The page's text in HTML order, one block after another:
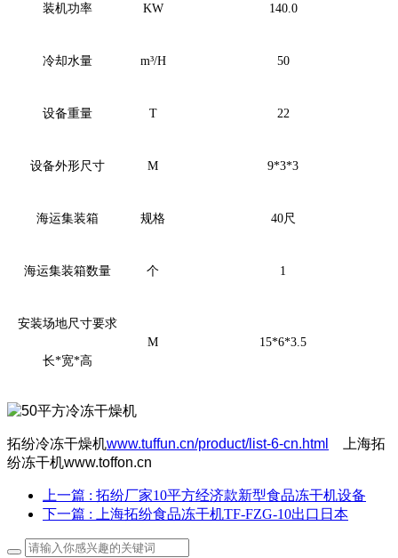
装机功率 KW 140.0
冷却水量 m³/H 50
设备重量 T 22
设备外形尺寸 M 9*3*3
海运集装箱 规格 40尺
海运集装箱数量 个 1
安装场地尺寸要求
长*宽*高
M 15*6*3.5
拓纷冷冻干燥机www.tuffun.cn/product/list-6-cn.html
上海拓
纷冻干机www.toffon.cn
上一篇 : 拓纷厂家10平方经济款新型食品冻干机设备
下一篇 : 上海拓纷食品冻干机TF-FZG-10出口日本